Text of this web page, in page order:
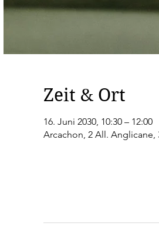
Zeit & Ort
16. Juni 2030, 10:30 – 12:00
Arcachon, 2 All. Anglicane,